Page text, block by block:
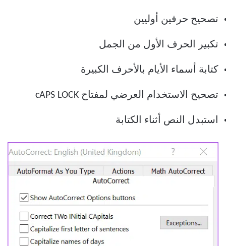
تصحيح حرفين أوليين
تكبير الحرف الأول من الجمل
كتابة أسماء الأيام بالأحرف الكبيرة
تصحيح الاستخدام العرضي لمفتاح cAPS LOCK
استبدل النص أثناء الكتابة